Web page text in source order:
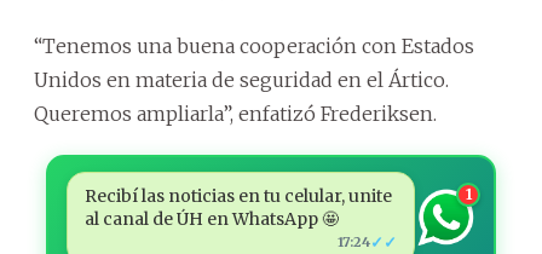
“Tenemos una buena cooperación con Estados
Unidos en materia de seguridad en el Ártico.
Queremos ampliarla”, enfatizó Frederiksen.
Recibí las noticias en tu celular, unite
al canal de ÚH en WhatsApp 🤩
17:24✓✓
1